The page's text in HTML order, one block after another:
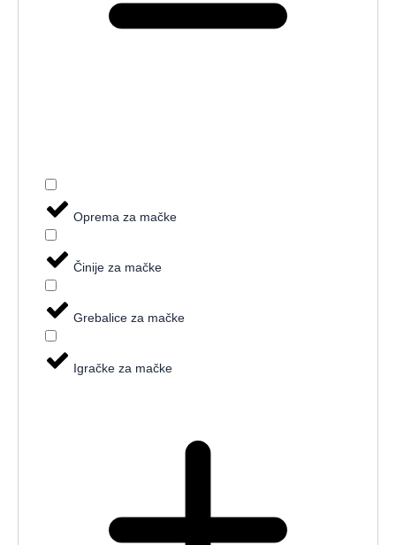
Oprema za mačke
Činije za mačke
Grebalice za mačke
Igračke za mačke